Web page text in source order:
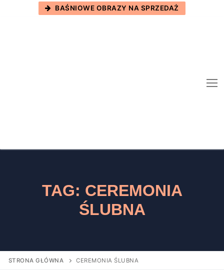
BAŚNIOWE OBRAZY NA SPRZEDAŻ
TAG: CEREMONIA
ŚLUBNA
STRONA GŁÓWNA CEREMONIA ŚLUBNA